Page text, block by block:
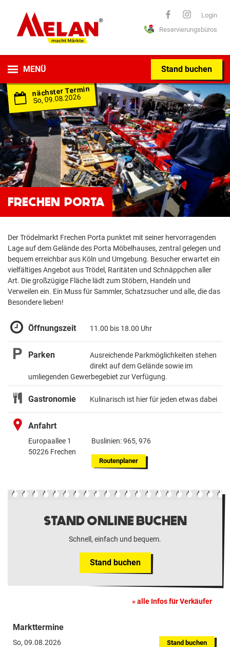
Login
Reservierungsbüros
Stand buchen
MENÜ
nächster Termin
So, 09.08.2026
FRECHEN PORTA
Der Trödelmarkt Frechen Porta punktet mit seiner hervorragenden
Lage auf dem Gelände des Porta Möbelhauses, zentral gelegen und
bequem erreichbar aus Köln und Umgebung. Besucher erwartet ein
vielfältiges Angebot aus Trödel, Raritäten und Schnäppchen aller
Art. Die großzügige Fläche lädt zum Stöbern, Handeln und
Verweilen ein. Ein Muss für Sammler, Schatzsucher und alle, die das
Besondere lieben!
Öffnungszeit 11.00 bis 18.00 Uhr
Parken
Ausreichende Parkmöglichkeiten stehen
direkt auf dem Gelände sowie im
umliegenden Gewerbegebiet zur Verfügung.
Gastronomie Kulinarisch ist hier für jeden etwas dabei
Anfahrt
Europaallee 1
50226 Frechen
Buslinien: 965, 976
Routenplaner
STAND ONLINE BUCHEN
Schnell, einfach und bequem.
Stand buchen
alle Infos für Verkäufer
Markttermine
So, 09.08.2026 Stand buchen